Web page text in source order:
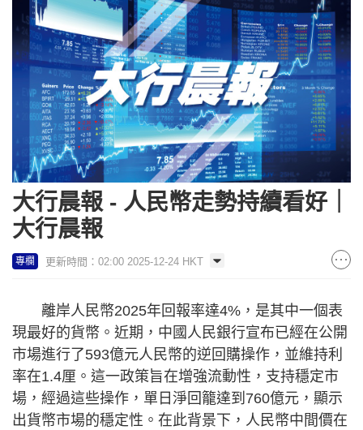
大行晨報 - 人民幣走勢持續看好｜
大行晨報
專欄 更新時間：02:00 2025-12-24 HKT
離岸人民幣2025年回報率達4%，是其中一個表
現最好的貨幣。近期，中國人民銀行宣布已經在公開
市場進行了593億元人民幣的逆回購操作，並維持利
率在1.4厘。這一政策旨在增強流動性，支持穩定市
場，經過這些操作，單日淨回籠達到760億元，顯示
出貨幣市場的穩定性。在此背景下，人民幣中間價在